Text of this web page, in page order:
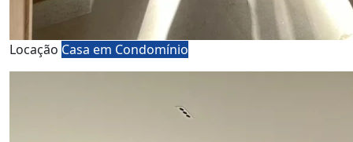
Locação Casa em Condomínio